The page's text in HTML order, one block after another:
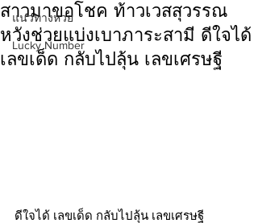
แนวทางหวย
Lucky Number
สาวมาขอโชค ท้าวเวสสุวรรณ
หวังช่วยแบ่งเบาภาระสามี ดีใจได้
เลขเด็ด กลับไปลุ้น เลขเศรษฐี
ดีใจได้ เลขเด็ด กลับไปลุ้น เลขเศรษฐี